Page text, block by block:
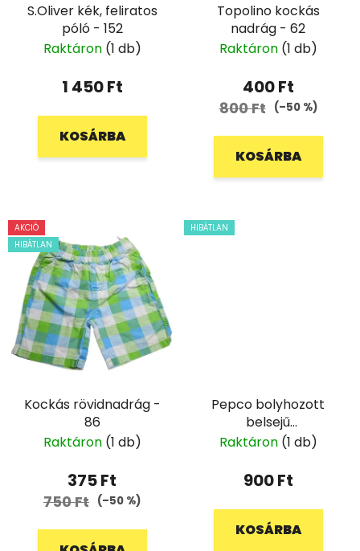
S.Oliver kék, feliratos
póló - 152
Raktáron (1 db)
1 450 Ft
KOSÁRBA
Topolino kockás
nadrág - 62
Raktáron (1 db)
400 Ft
800 Ft (–50 %)
KOSÁRBA
AKCIÓ
HIBÁTLAN
Kockás rövidnadrág -
86
Raktáron (1 db)
375 Ft
750 Ft (–50 %)
HIBÁTLAN
Pepco bolyhozott
belsejű
melegítőnadrág - 86
Raktáron (1 db)
900 Ft
KOSÁRBA